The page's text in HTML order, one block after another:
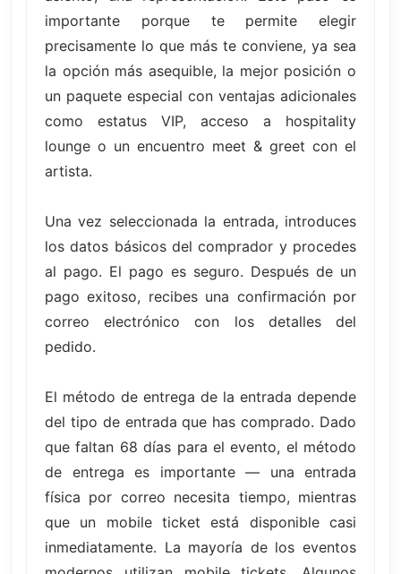
importante porque te permite elegir
precisamente lo que más te conviene, ya sea
la opción más asequible, la mejor posición o
un paquete especial con ventajas adicionales
como estatus VIP, acceso a hospitality
lounge o un encuentro meet & greet con el
artista.
Una vez seleccionada la entrada, introduces
los datos básicos del comprador y procedes
al pago. El pago es seguro. Después de un
pago exitoso, recibes una confirmación por
correo electrónico con los detalles del
pedido.
El método de entrega de la entrada depende
del tipo de entrada que has comprado. Dado
que faltan 68 días para el evento, el método
de entrega es importante — una entrada
física por correo necesita tiempo, mientras
que un mobile ticket está disponible casi
inmediatamente. La mayoría de los eventos